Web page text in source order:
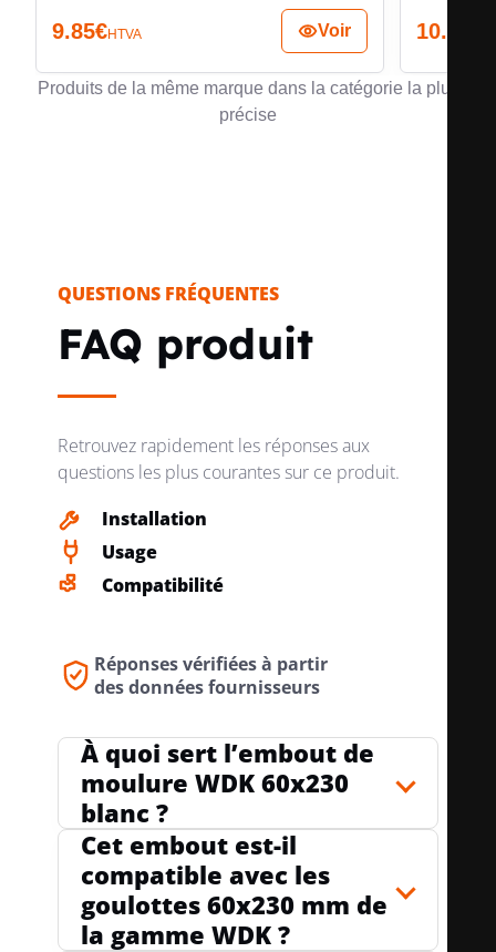
9.85€HTVA Voir 10.85
Produits de la même marque dans la catégorie la plus
précise
QUESTIONS FRÉQUENTES
FAQ produit
Retrouvez rapidement les réponses aux
questions les plus courantes sur ce produit.
Installation
Usage
Compatibilité
Réponses vérifiées à partir
des données fournisseurs
À quoi sert l’embout de
moulure WDK 60x230
blanc ?
Cet embout est-il
compatible avec les
goulottes 60x230 mm de
la gamme WDK ?